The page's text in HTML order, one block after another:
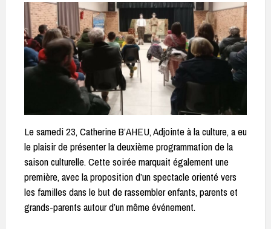
Le samedi 23, Catherine B’AHEU, Adjointe à la culture, a eu
le plaisir de présenter la deuxième programmation de la
saison culturelle. Cette soirée marquait également une
première, avec la proposition d’un spectacle orienté vers
les familles dans le but de rassembler enfants, parents et
grands-parents autour d’un même événement.